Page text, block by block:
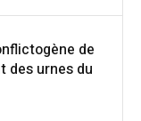
de
des urnes du